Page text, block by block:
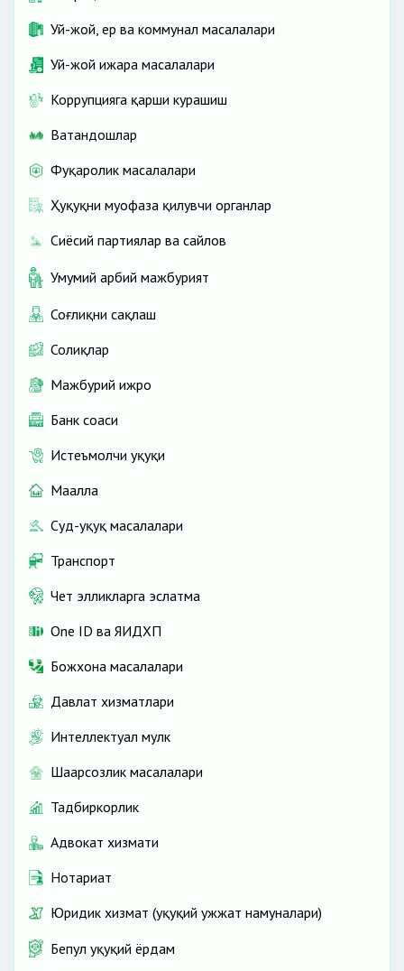
Уй-жой, ер ва коммунал масалалари
Уй-жой ижара масалалари
Коррупцияга қарши курашиш
Ватандошлар
Фуқаролик масалалари
Ҳуқуқни муҳофаза қилувчи органлар
Сиёсий партиялар ва сайлов
Умумий ҳарбий мажбурият
Соғлиқни сақлаш
Солиқлар
Мажбурий ижро
Банк соҳаси
Истеъмолчи ҳуқуқи
Маҳалла
Суд-ҳуқуқ масалалари
Транспорт
Чет элликларга эслатма
One ID ва ЯИДХП
Божхона масалалари
Давлат хизматлари
Интеллектуал мулк
Шаҳарсозлик масалалари
Тадбиркорлик
Адвокат хизмати
Нотариат
Юридик хизмат (ҳуқуқий ҳужжат намуналари)
Бепул ҳуқуқий ёрдам